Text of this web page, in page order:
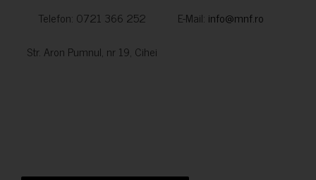
Telefon: 0721 366 252 E-Mail: info@mnf.ro
Str. Aron Pumnul, nr 19, Cihei